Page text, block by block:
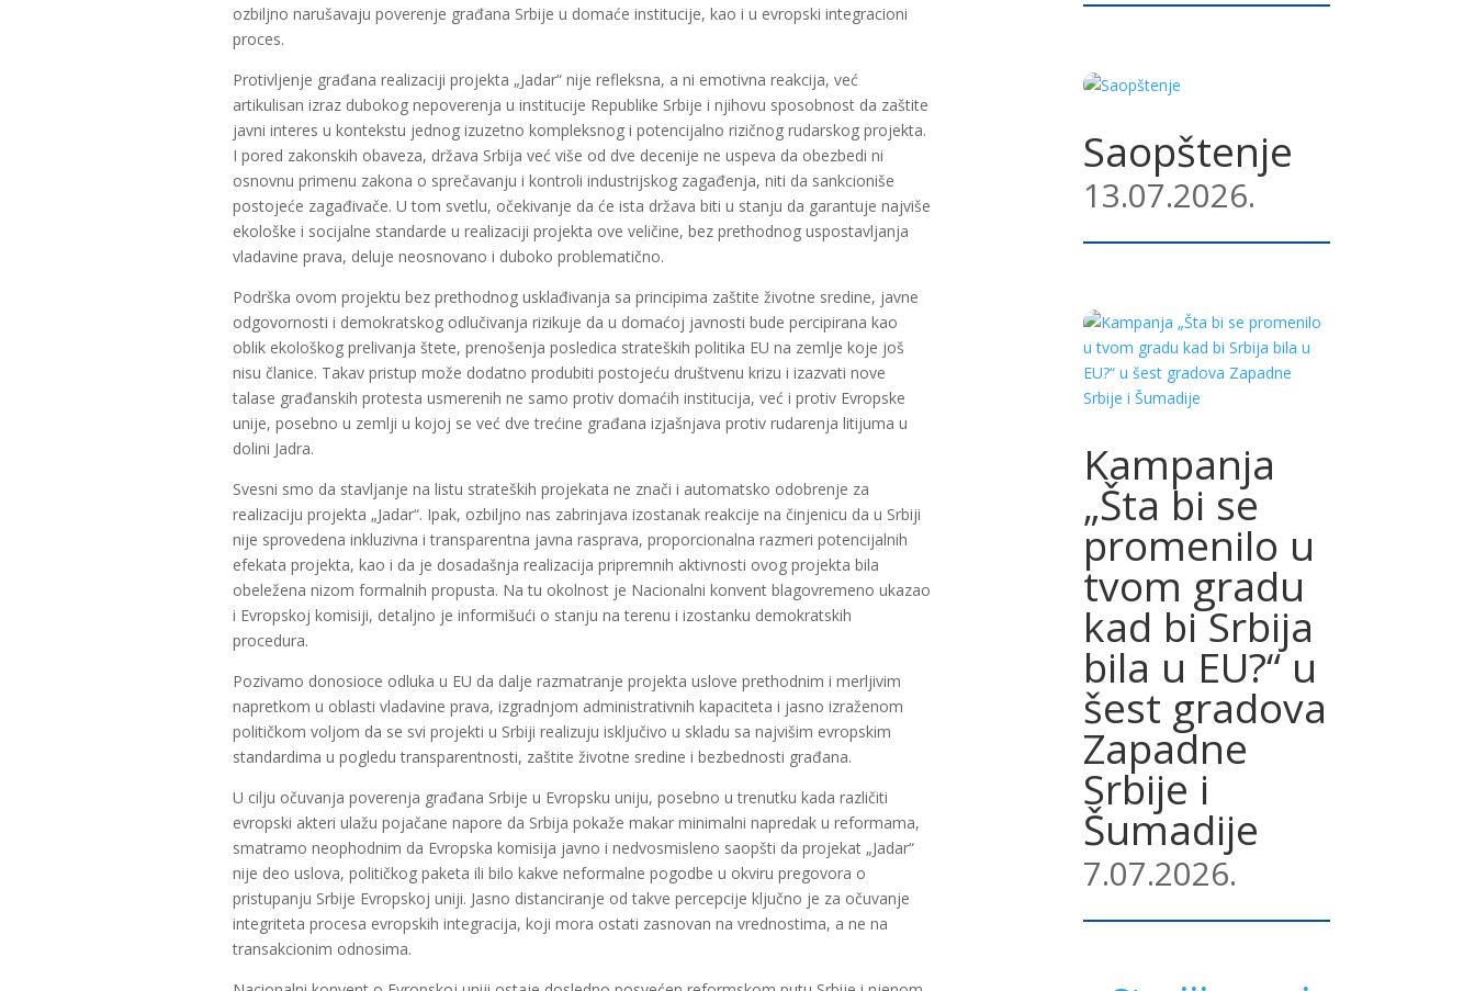
ozbiljno narušavaju poverenje građana Srbije u domaće institucije, kao i u evropski integracioni
proces.
Protivljenje građana realizaciji projekta „Jadar“ nije refleksna, a ni emotivna reakcija, već
artikulisan izraz dubokog nepoverenja u institucije Republike Srbije i njihovu sposobnost da zaštite
javni interes u kontekstu jednog izuzetno kompleksnog i potencijalno rizičnog rudarskog projekta.
I pored zakonskih obaveza, država Srbija već više od dve decenije ne uspeva da obezbedi ni
osnovnu primenu zakona o sprečavanju i kontroli industrijskog zagađenja, niti da sankcioniše
postojeće zagađivače. U tom svetlu, očekivanje da će ista država biti u stanju da garantuje najviše
ekološke i socijalne standarde u realizaciji projekta ove veličine, bez prethodnog uspostavljanja
vladavine prava, deluje neosnovano i duboko problematično.
Podrška ovom projektu bez prethodnog usklađivanja sa principima zaštite životne sredine, javne
odgovornosti i demokratskog odlučivanja rizikuje da u domaćoj javnosti bude percipirana kao
oblik ekološkog prelivanja štete, prenošenja posledica strateških politika EU na zemlje koje još
nisu članice. Takav pristup može dodatno produbiti postojeću društvenu krizu i izazvati nove
talase građanskih protesta usmerenih ne samo protiv domaćih institucija, već i protiv Evropske
unije, posebno u zemlji u kojoj se već dve trećine građana izjašnjava protiv rudarenja litijuma u
dolini Jadra.
Svesni smo da stavljanje na listu strateških projekata ne znači i automatsko odobrenje za
realizaciju projekta „Jadar“. Ipak, ozbiljno nas zabrinjava izostanak reakcije na činjenicu da u Srbiji
nije sprovedena inkluzivna i transparentna javna rasprava, proporcionalna razmeri potencijalnih
efekata projekta, kao i da je dosadašnja realizacija pripremnih aktivnosti ovog projekta bila
obeležena nizom formalnih propusta. Na tu okolnost je Nacionalni konvent blagovremeno ukazao
i Evropskoj komisiji, detaljno je informišući o stanju na terenu i izostanku demokratskih
procedura.
Pozivamo donosioce odluka u EU da dalje razmatranje projekta uslove prethodnim i merljivim
napretkom u oblasti vladavine prava, izgradnjom administrativnih kapaciteta i jasno izraženom
političkom voljom da se svi projekti u Srbiji realizuju isključivo u skladu sa najvišim evropskim
standardima u pogledu transparentnosti, zaštite životne sredine i bezbednosti građana.
U cilju očuvanja poverenja građana Srbije u Evropsku uniju, posebno u trenutku kada različiti
evropski akteri ulažu pojačane napore da Srbija pokaže makar minimalni napredak u reformama,
smatramo neophodnim da Evropska komisija javno i nedvosmisleno saopšti da projekat „Jadar“
nije deo uslova, političkog paketa ili bilo kakve neformalne pogodbe u okviru pregovora o
pristupanju Srbije Evropskoj uniji. Jasno distanciranje od takve percepcije ključno je za očuvanje
integriteta procesa evropskih integracija, koji mora ostati zasnovan na vrednostima, a ne na
transakcionim odnosima.
Saopštenje
13.07.2026.
Kampanja
„Šta bi se
promenilo u
tvom gradu
kad bi Srbija
bila u EU?“ u
šest gradova
Zapadne
Srbije i
Šumadije
7.07.2026.